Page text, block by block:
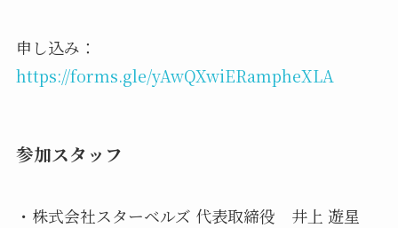
申し込み：
https://forms.gle/yAwQXwiERampheXLA
参加スタッフ
・株式会社スターベルズ 代表取締役 井上 遊星